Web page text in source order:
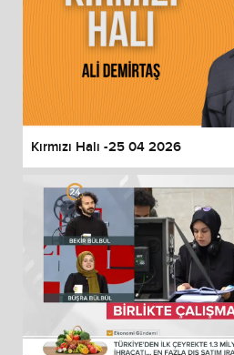
Kırmızı Halı -25 04 2026